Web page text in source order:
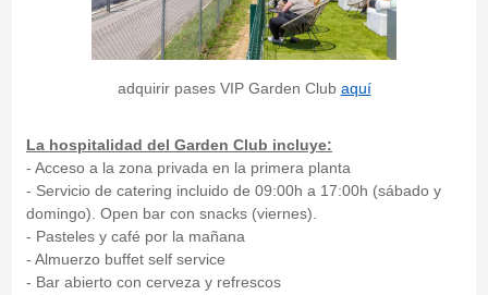
adquirir pases VIP Garden Club aquí
La hospitalidad del Garden Club incluye:
- Acceso a la zona privada en la primera planta
- Servicio de catering incluido de 09:00h a 17:00h (sábado y
domingo). Open bar con snacks (viernes).
- Pasteles y café por la mañana
- Almuerzo buffet self service
- Bar abierto con cerveza y refrescos